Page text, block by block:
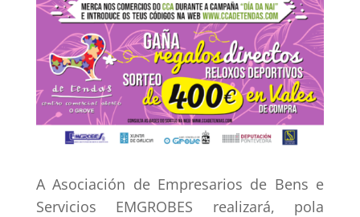
A Asociación de Empresarios de Bens e
Servicios EMGROBES realizará, pola